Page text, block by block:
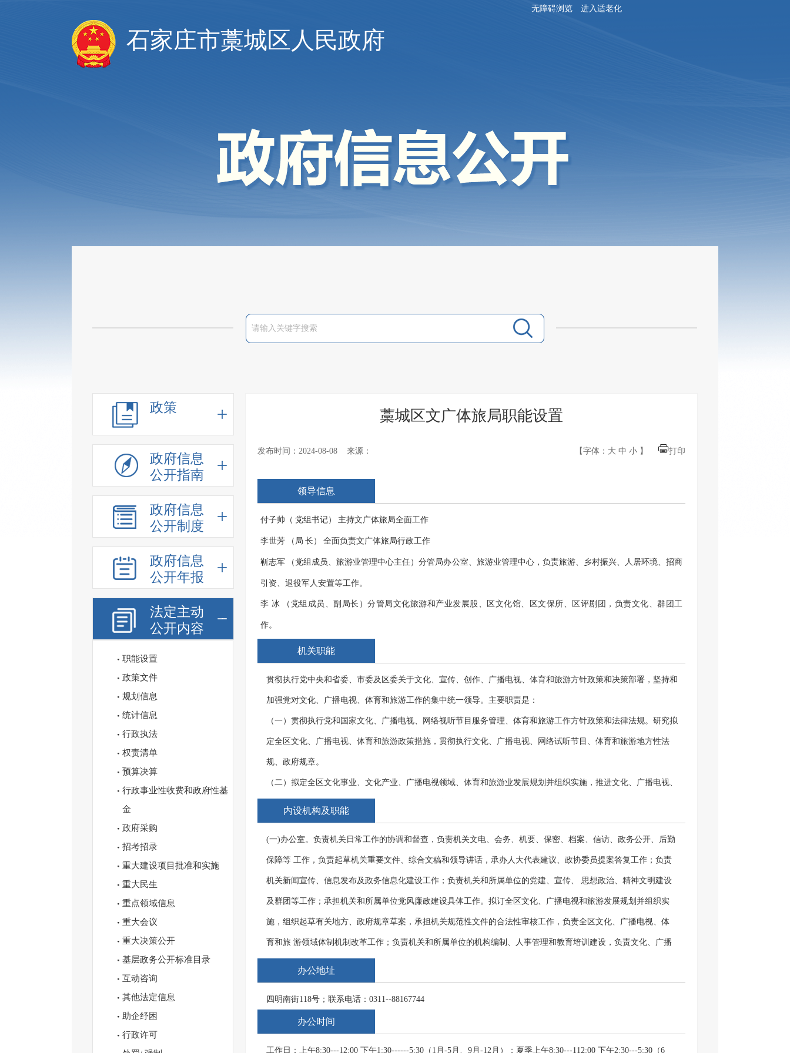
石家庄市藁城区人民政府
政策
政府信息
公开指南
政府信息
公开制度
政府信息
公开年报
法定主动
公开内容
职能设置
政策文件
规划信息
统计信息
行政执法
权责清单
预算决算
行政事业性收费和政府性基
金
政府采购
招考招录
重大建设项目批准和实施
重大民生
重点领域信息
重大会议
重大决策公开
基层政务公开标准目录
互动咨询
其他法定信息
助企纾困
行政许可
藁城区文广体旅局职能设置
发布时间：2024-08-08 来源： 【字体： 大 中 小 】 打印
领导信息
付子帅（ 党组书记） 主持文广体旅局全面工作
李世芳 （ 局 长） 全面负责文广体旅局行政工作
靳志军 （ 党组成员、旅游业管理中心主任）分管局办公室、旅游业管理中心，负责旅游、乡村振兴、人居环境、招商
引资、退役军人安置等工作。
李 冰 （ 党组成员 、 副局长）分管局文化旅游和产业发展股、区文化馆、区文保所、区评剧团，负责文化、群团工
作。
党组成员、副局长）
机关职能
贯彻执行党中央和省委、市委及区委关于文化、宣传、创作、广播电视、体育和旅游方针政策和决策部署，坚持和
加强党对文化、广播电视、体育和旅游工作的集中统一领导。主要职责是：
（一）贯彻执行党和国家文化、广播电视、网络视听节目服务管理、体育和旅游工作方针政策和法律法规。研究拟
定全区文化、广播电视、体育和旅游政策措施，贯彻执行文化、广播电视、网络试听节目、体育和旅游地方性法
规、政府规章。
（二）拟定全区文化事业、文化产业、广播电视领域、体育和旅游业发展规划并组织实施，推进文化、广播电视、
（三）管理和组织全区性重大文化、体育和旅游活动，组织实施全区广播电视公共服务重大公益工程和公益活动。
监管全区重点文化、体育和旅游设施建设，组织藁城文化、体育和旅游整体形象推广，促进文化产业、体育和旅游
产业对外合作和国际市场推广；负责组织推进全域旅游工作。
（四）负责全区公共文化、体育和旅游事业发展。推动全区文化、广播电视、体育和旅游公共服务体系建设，深入
实施文化惠民工程，统筹推进全区文化、广播电视、体育和旅游服务标准化、均等化。
（五）负责统筹规划全区群众体育发展，推行全民健身计划，开展群众性体育活动，实施国家体育锻炼标准，开展
国民体质监测，负责公共体育设施建设及监督管理工作。
（六）负责统筹规划全区竞技体育发展，确定全区青少年体育项目的设置和布局，指导全区青少年业余训练机构开
工作。
团工作。指导全区电视剧行业发展和电视剧创作生产。
内设机构及职能
(一)办公室。负责机关日常工作的协调和督查，负责机关文电、会务、机要、保密、档案、信访、政务公开、后勤
保障等 工作，负责起草机关重要文件、综合文稿和领导讲话，承办人大代表建议、政协委员提案答复工作；负责
机关新闻宣传、信息发布及政务信息化建设工作；负责机关和所属单位的党建、宣传、 思想政治、精神文明建设
及群团等工作；承担机关和所属单位党风廉政建设具体工作。拟订全区文化、广播电视和旅游发展规划并组织实
施，组织起草有关地方、政府规章草案，承担机关规范性文件的合法性审核工作，负责全区文化、广播电视、体
育和旅 游领域体制机制改革工作；负责机关和所属单位的机构编制、人事管理和教育培训建设，负责文化、广播
财务、国有资产管理、负责全区文化、广播电视、体育和旅游统计工作。
(二)公共服务科。拟定全区文化广电体育和旅游公共服务发展规划并组织实施；承担全区公共文化服务、体育公共
服务和旅游公共服务的指导、协调和推动工作；执行文化、体育和旅游公共服务标准；负责全区群众文化、少数
民族文化、未成年人文化和老年文化组织实施工作；拟订全区群众体育发展规划并组织实施；贯彻落实《全民健
办公地址
四明南街118号；联系电话：0311--88167744
办公时间
工作日：上午8:30---12:00 下午1:30------5:30（1月-5月、9月-12月）；夏季上午8:30---112:00 下午2:30---5:30（6
无障碍浏览 进入适老化